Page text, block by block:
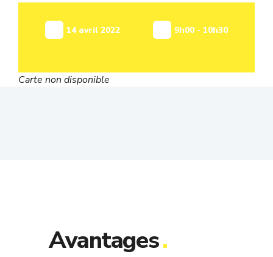
14 avril 2022 9h00 - 10h30
Carte non disponible
Avantages.